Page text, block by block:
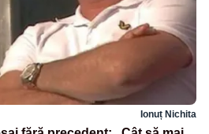
Ionuț Nichita